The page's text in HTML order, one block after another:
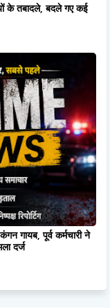
के तबादले, बदले गए कई
गायब, पूर्व कर्मचारी ने
दर्ज